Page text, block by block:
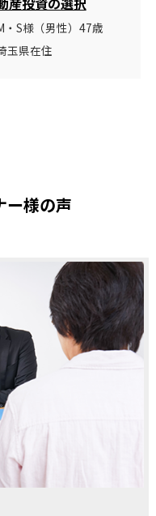
・S様（男性）47歳
玉県在住
ー様の声